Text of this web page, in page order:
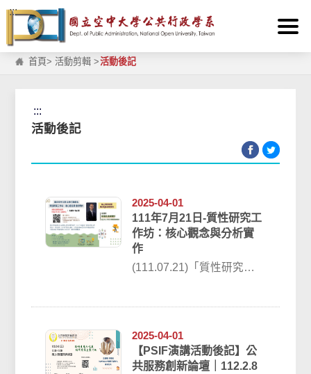
跳到主要內容區塊
:::
首頁>活動剪輯 >活動後記
:::
活動後記
2025-04-01
111年7月21日-質性研究工
作坊：核心觀念與分析實
作
(111.07.21)「質性研究工
2025-04-01
【PSIF演講活動後記】公
共服務創新論壇｜112.2.8